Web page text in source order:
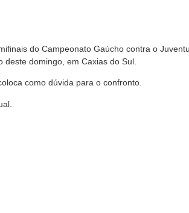
do Campeonato Gaúcho contra o
domingo, em Caxias do Sul.
como dúvida para o confronto.